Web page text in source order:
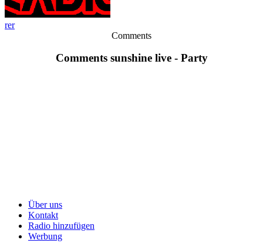
rer
Comments
Comments sunshine live - Party
Über uns
Kontakt
Radio hinzufügen
Werbung